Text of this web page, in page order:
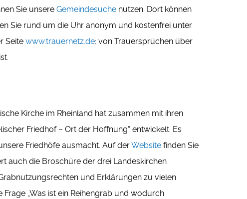
Sie unsere Gemeindesuche nutzen. Dort können
Sie rund um die Uhr anonym und kostenfrei unter
Seite www.trauernetz.de: von Trauersprüchen über
Kirche im Rheinland hat zusammen mit ihren
Friedhof – Ort der Hoffnung“ entwickelt. Es
Friedhöfe ausmacht. Auf derWebsite finden Sie
auch die Broschüre der drei Landeskirchen
und Erklärungen zu vielen
„Was ist ein Reihengrab und wodurch